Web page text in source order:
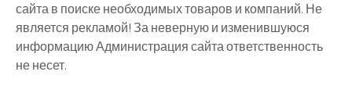
сайта в поиске необходимых товаров и компаний. Не
является рекламой! За неверную и изменившуюся
информацию Администрация сайта ответственность
не несет.